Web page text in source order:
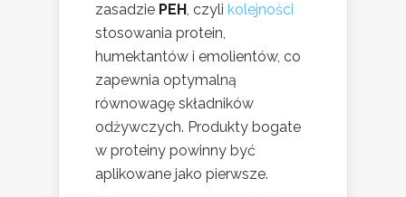
zasadzie PEH, czyli kolejności
stosowania protein,
humektantów i emolientów, co
zapewnia optymalną
równowagę składników
odżywczych. Produkty bogate
w proteiny powinny być
aplikowane jako pierwsze.